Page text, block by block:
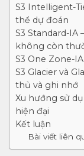
S3 Intelligent-
thể dự đoán
S3 Standard-IA
không còn
S3 One Zone-
S3 Glacier và
thủ và ghi nhớ
Xu hướng sử
hiện đại
Kết luận
Bài viết liên